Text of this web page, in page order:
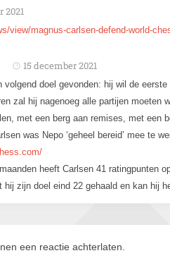
2021
view/magnus-carlsen-defend-world-
15 december 2021
volgend doel gevonden: hij wil de
zal hij nagenoeg alle partijen moeten
met een berg aan remises, met een
was Nepo ‘geheel bereid’ mee te
heeft Carlsen 41 ratingpunten
hij zijn doel eind 22 gehaald en kan hij
een reactie achterlaten.